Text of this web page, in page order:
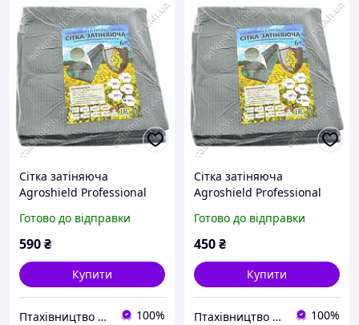
Сітка затіняюча
Agroshield Professional
пакетована 2×10м хакі
Чехія
Готово до відправки
590₴
Купити
Птахівництво Сумщини | Кролевець 100%
Сітка затіняюча
Agroshield Professional
пакетована 3×5м хакі
Чехія
Готово до відправки
450₴
Купити
Птахівництво Сумщини | Кролевець 100%